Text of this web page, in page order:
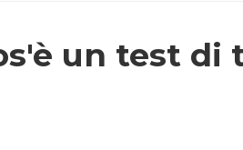
un test di